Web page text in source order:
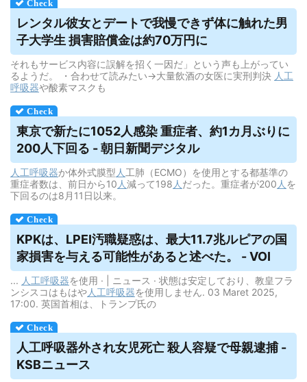
レンタル彼女とデートで我慢できず体に触れた男
子大学生 損害賠償金は約70万円に
それもサービス内容に誤解を招く一因だ」という声も上がってい
るようだ。 ・合わせて読みたい→大量飲酒の女医に実刑判決 人工
呼吸器や酸素マスクも
東京で新たに1052人感染 重症者、約1カ月ぶりに
200人下回る - 朝日新聞デジタル
人工呼吸器か体外式膜型 人 工肺（ECMO）を使用とする都基準の
重症者数は、前日から10 人減って198 人 だった。重症者が200 人 を
下回るのは8月11日以来。
KPKは、LPEI汚職疑惑は、最大11.7兆ルピアの国
家損害を与える可能性があると述べた。 - VOI
... 人工呼吸器を使用 · | ニュース · 状態は安定しており、教皇フラ
ンシスコはもはや人工呼吸器を使用しません. 03 Maret 2025,
17:00. 英国首相は、トランプ氏の
人工呼吸器外され女児死亡 殺人容疑で母親逮捕 -
KSBニュース